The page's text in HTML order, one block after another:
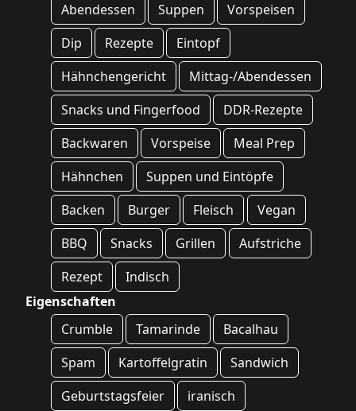
Abendessen
Suppen
Vorspeisen
Dip
Rezepte
Eintopf
Hähnchengericht
Mittag-/Abendessen
Snacks und Fingerfood
DDR-Rezepte
Backwaren
Vorspeise
Meal Prep
Hähnchen
Suppen und Eintöpfe
Backen
Burger Fleisch
Vegan
BBQ
Snacks Grillen
Aufstriche
Rezept
Indisch
Eigenschaften
Crumble
Tamarinde
Bacalhau
Spam
Kartoffelgratin
Sandwich
Geburtstagsfeier
iranisch